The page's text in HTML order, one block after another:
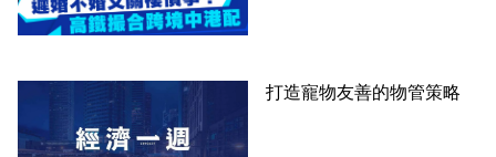
打造寵物友善的物管策略